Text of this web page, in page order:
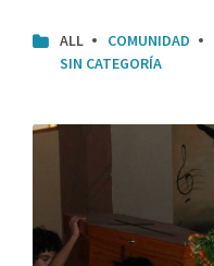
ALL COMUNIDAD
SIN CATEGORÍA